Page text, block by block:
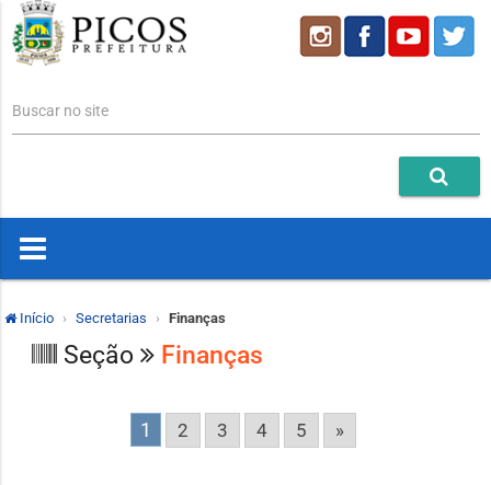
Buscar no site
Início Secretarias Finanças
Seção Finanças
1 2 3 4 5 »